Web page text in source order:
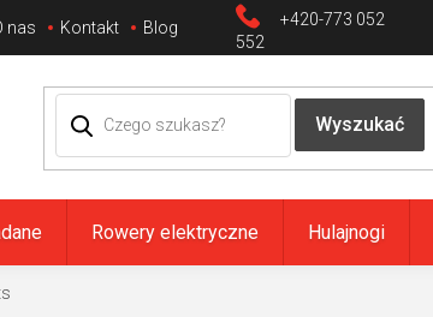
+420-773 052
552
nas Kontakt Blog
Rowery elektryczne Hulajnogi